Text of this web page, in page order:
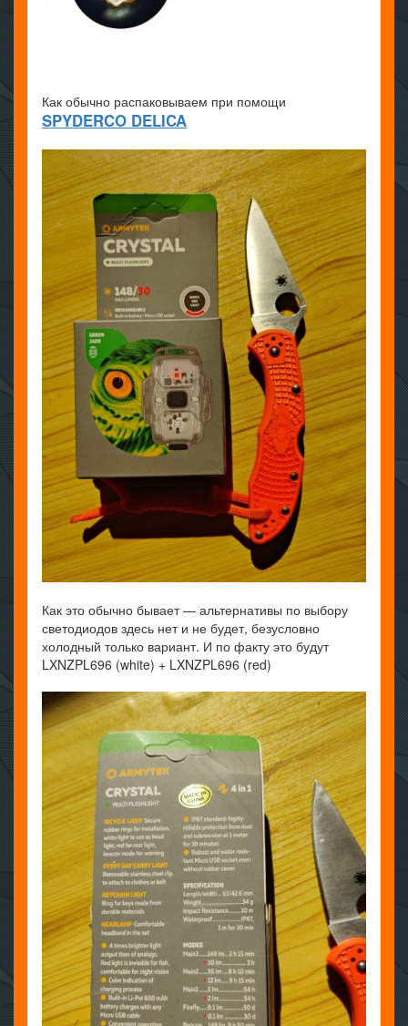
Как обычно распаковываем при помощи
SPYDERCO DELICA
Как это обычно бывает — альтернативы по выбору
светодиодов здесь нет и не будет, безусловно
холодный только вариант. И по факту это будут
LXNZPL696 (white) + LXNZPL696 (red)